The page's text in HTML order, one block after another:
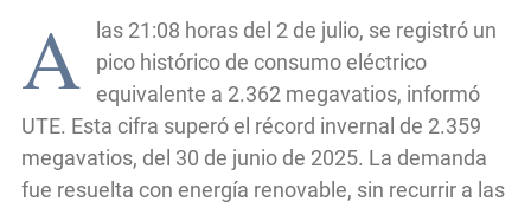
A
las 21:08 horas del 2 de julio, se registró un
pico histórico de consumo eléctrico
equivalente a 2.362 megavatios, informó
UTE. Esta cifra superó el récord invernal de 2.359
megavatios, del 30 de junio de 2025. La demanda
fue resuelta con energía renovable, sin recurrir a las